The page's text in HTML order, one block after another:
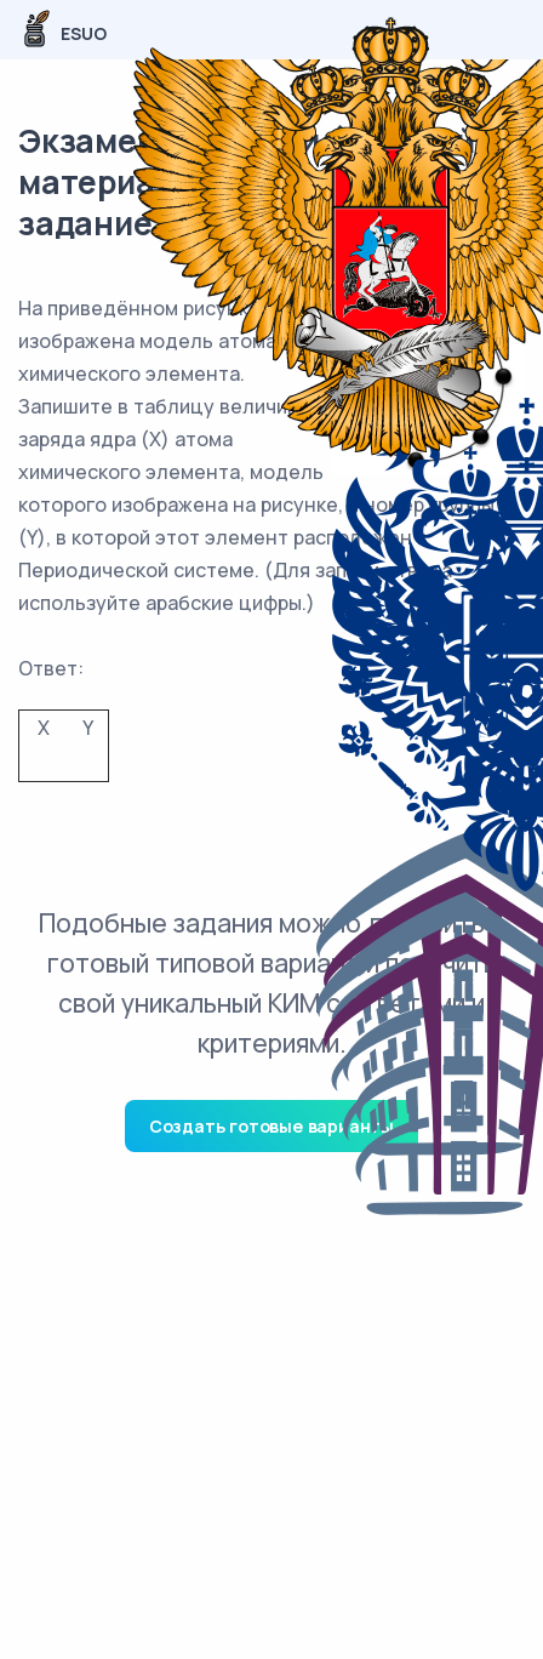
ESUO
Экзаменационный (типовой)
материал ОГЭ / Химия / 02
задание (24) / 39
На приведённом рисунке
изображена модель атома
химического элемента.
Запишите в таблицу величину
заряда ядра (Х) атома
химического элемента, модель
которого изображена на рисунке, и номер группы
(Y), в которой этот элемент расположен в
Периодической системе. (Для записи ответа
используйте арабские цифры.)
Ответ:
X Y
Подобные задания можно добавить в
готовый типовой вариант и получить
свой уникальный КИМ с ответами и
критериями.
Создать готовые варианты